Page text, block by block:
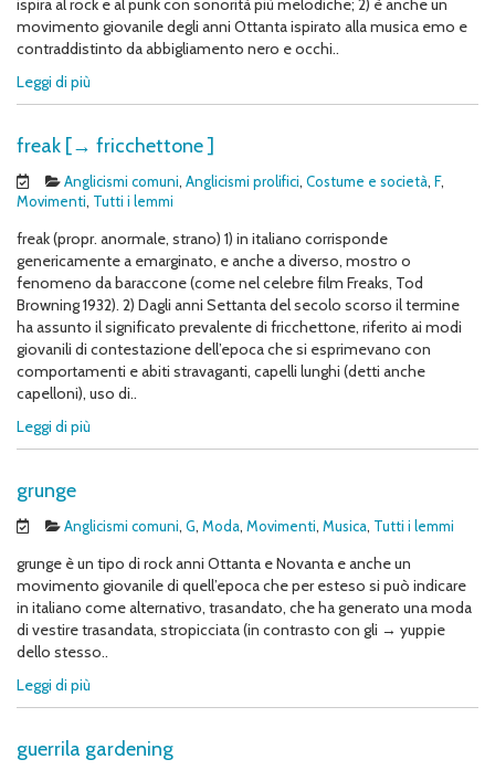
ispira al rock e al punk con sonorità più melodiche; 2) è anche un
movimento giovanile degli anni Ottanta ispirato alla musica emo e
contraddistinto da abbigliamento nero e occhi..
Leggi di più
freak [→ fricchettone ]
Anglicismi comuni, Anglicismi prolifici, Costume e società, F,
Movimenti, Tutti i lemmi
freak (propr. anormale, strano) 1) in italiano corrisponde
genericamente a emarginato, e anche a diverso, mostro o
fenomeno da baraccone (come nel celebre film Freaks, Tod
Browning 1932). 2) Dagli anni Settanta del secolo scorso il termine
ha assunto il significato prevalente di fricchettone, riferito ai modi
giovanili di contestazione dell’epoca che si esprimevano con
comportamenti e abiti stravaganti, capelli lunghi (detti anche
capelloni), uso di..
Leggi di più
grunge
Anglicismi comuni, G, Moda, Movimenti, Musica, Tutti i lemmi
grunge è un tipo di rock anni Ottanta e Novanta e anche un
movimento giovanile di quell’epoca che per esteso si può indicare
in italiano come alternativo, trasandato, che ha generato una moda
di vestire trasandata, stropicciata (in contrasto con gli → yuppie
dello stesso..
Leggi di più
guerrila gardening